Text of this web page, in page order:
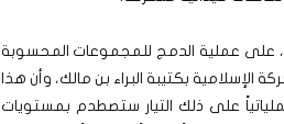
على عملية الدمج للمجموعات المحسوبة
الإسلامية بكتيبة البراء بن مالك، وأن هذا
على ذلك التيار ستصطدم بمستويات